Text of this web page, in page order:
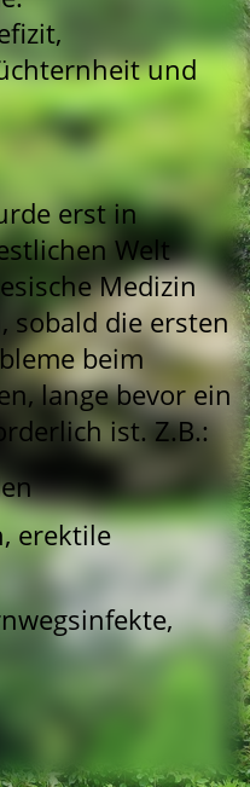
und
erst in
Welt
Medizin
sobald die ersten
beim
lange bevor ein
ist. Z.B.:
erektile